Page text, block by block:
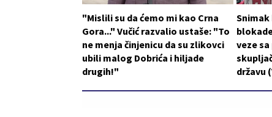
"Mislili su da ćemo mi kao Crna
Gora..." Vučić razvalio ustaše: "To
ne menja činjenicu da su zlikovci
ubili malog Dobrića i hiljade
drugih!"
veze
državu